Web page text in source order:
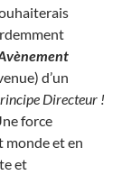
d’un
Directeur !
force
monde et en
et